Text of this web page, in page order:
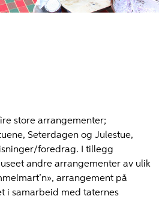
store arrangementer;
Seterdagen og Julestue,
foredrag. I tillegg
andre arrangementer av ulik
arrangement på
i samarbeid med taternes